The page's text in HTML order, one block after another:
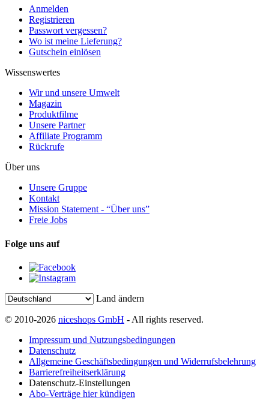
Anmelden
Registrieren
Passwort vergessen?
Wo ist meine Lieferung?
Gutschein einlösen
Wissenswertes
Wir und unsere Umwelt
Magazin
Produktfilme
Unsere Partner
Affiliate Programm
Rückrufe
Über uns
Unsere Gruppe
Kontakt
Mission Statement - “Über uns”
Freie Jobs
Folge uns auf
Land ändern
© 2010-2026 niceshops GmbH - All rights reserved.
Impressum und Nutzungsbedingungen
Datenschutz
Allgemeine Geschäftsbedingungen und Widerrufsbelehrung
Barrierefreiheitserklärung
Datenschutz-Einstellungen
Abo-Verträge hier kündigen